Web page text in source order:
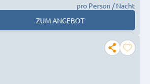
pro Person / Nacht
ZUM ANGEBOT